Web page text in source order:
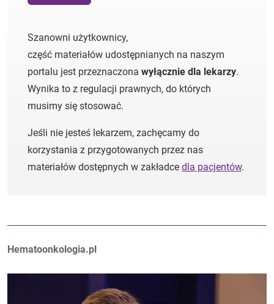
Szanowni użytkownicy,
część materiałów udostępnianych na naszym
portalu jest przeznaczona wyłącznie dla lekarzy.
Wynika to z regulacji prawnych, do których
musimy się stosować.
Jeśli nie jesteś lekarzem, zachęcamy do
korzystania z przygotowanych przez nas
materiałów dostępnych w zakładce dla pacjentów.
Autorzy:
Hematoonkologia.pl